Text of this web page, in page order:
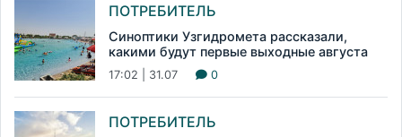
ПОТРЕБИТЕЛЬ
Синоптики Узгидромета рассказали,
какими будут первые выходные августа
17:02 | 31.07 0
ПОТРЕБИТЕЛЬ